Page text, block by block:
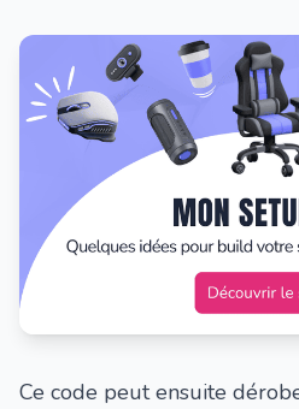
Ce code peut ensuite